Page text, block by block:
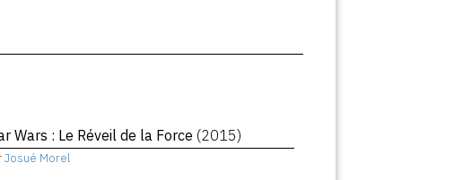
Wars : Le Réveil de la Force (2015)
Josué Morel